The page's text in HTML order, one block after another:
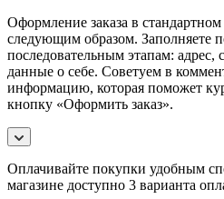
Оформление заказа в
следующим образом. Заполняете
последовательным этапам: адрес,
данные о себе. Советуем в
информацию, которая поможет
кнопку «Оформить заказ».
Оплачивайте покупки удобным
магазине доступно 3 варианта